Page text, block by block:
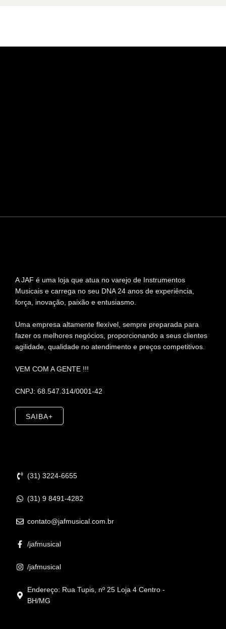
A JAF é uma loja que atua no varejo de Instrumentos
Musicais e carrega no seu DNA 24 anos de experiência,
força, inovação, paixão e entusiasmo.
Uma empresa altamente flexível, sempre preparada para
fazer os melhores negócios, proporcionando a seus clientes
agilidade, qualidade no atendimento e preços competitivos.
VEM COM A GENTE !!!
CNPJ: 68.547.314/0001-42
SAIBA+
(31) 3224-6655
(31) 9 8491-4282
contato@jafmusical.com.br
/jafmusical
/jafmusical
Endereço: Rua Tupis, nº 25 Loja 4 Centro -
BH/MG